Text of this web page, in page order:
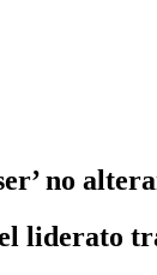
no
liderato